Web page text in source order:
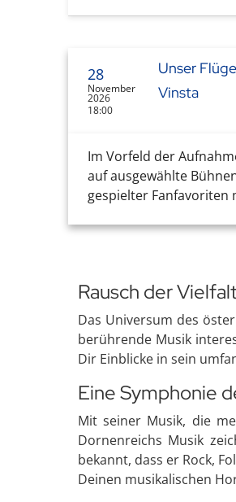
28
November
2026
18:00
Unser
Vinsta
Im Vorfeld der
auf ausgewählte
gespielter Fanfavoriten
Rausch der
Das Universum des
berührende Musik
Dir Einblicke in sein
Eine Symphonie
Mit seiner Musik, die
Dornenreichs Musik
bekannt, dass er Rock,
Deinen musikalischen